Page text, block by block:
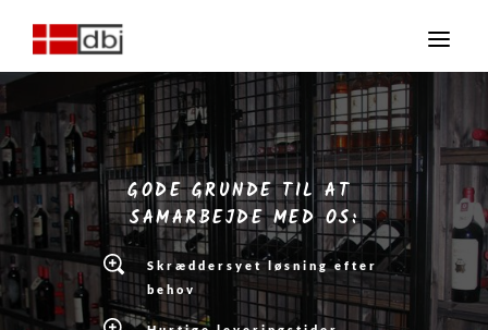
GODE GRUNDE TIL AT
SAMARBEJDE MED OS:
Skræddersyet løsning efter
behov